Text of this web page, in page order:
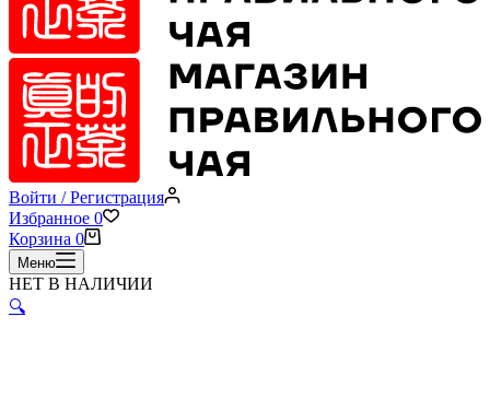
Войти / Регистрация
Избранное 0
Корзина 0
Меню
НЕТ В НАЛИЧИИ
🔍